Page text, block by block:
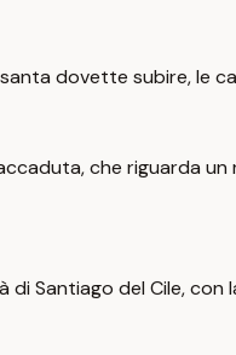
dovette subire, le
che riguarda
Santiago del Cile,